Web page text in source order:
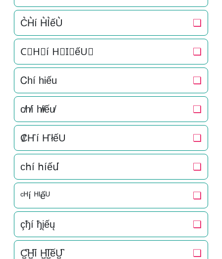
C͛H͛í H͛I͛ếU͛ ❏
C⃒H⃒í H⃒I⃒ếU⃒ ❏
Ꮯhí hᎥếu ❏
c̸h̸í h̸i̸ếu̸ ❏
₡Ҥí ҤłếU ❏
ϲհí հíếմ ❏
ᶜᴴí ᴴᴵếᵁ ❏
çђí ђįếų ❏
C̺͆H̺͆í H̺͆I̺͆ếU̺͆ ❏